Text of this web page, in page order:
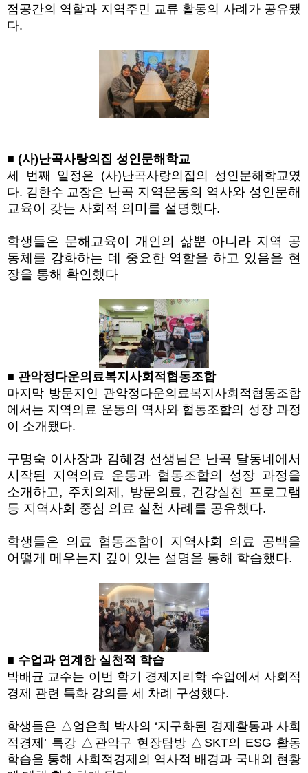
점공간의 역할과 지역주민 교류 활동의 사례가 공유됐
다.
■ (사)난곡사랑의집 성인문해학교
세 번째 일정은 (사)난곡사랑의집의 성인문해학교였
다. 김한수 교장은 난곡 지역운동의 역사와 성인문해
교육이 갖는 사회적 의미를 설명했다.
학생들은 문해교육이 개인의 삶뿐 아니라 지역 공
동체를 강화하는 데 중요한 역할을 하고 있음을 현
장을 통해 확인했다
■ 관악정다운의료복지사회적협동조합
마지막 방문지인 관악정다운의료복지사회적협동조합
에서는 지역의료 운동의 역사와 협동조합의 성장 과정
이 소개됐다.
구명숙 이사장과 김혜경 선생님은 난곡 달동네에서
시작된 지역의료 운동과 협동조합의 성장 과정을
소개하고, 주치의제 , 방문의료, 건강실천 프로그램
등 지역사회 중심 의료 실천 사례를 공유했다.
학생들은 의료 협동조합이 지역사회 의료 공백을
어떻게 메우는지 깊이 있는 설명을 통해 학습했다.
■ 수업과 연계한 실천적 학습
박배균 교수는 이번 학기 경제지리학 수업에서 사회적
경제 관련 특화 강의를 세 차례 구성했다.
학생들은 △엄은희 박사의 ‘지구화된 경제활동과 사회
적경제’ 특강 △관악구 현장탐방 △SKT의 ESG 활동
학습을 통해 사회적경제의 역사적 배경과 국내외 현황